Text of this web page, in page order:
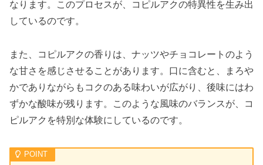
なります。このプロセスが、コピルアクの特異性を生み出
しているのです。
また、コピルアクの香りは、ナッツやチョコレートのよう
な甘さを感じさせることがあります。口に含むと、まろや
かでありながらもコクのある味わいが広がり、後味にはわ
ずかな酸味が残ります。このような風味のバランスが、コ
ピルアクを特別な体験にしているのです。